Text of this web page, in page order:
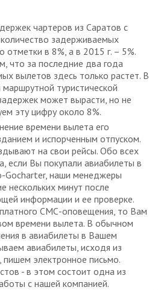
чартеров из Саратов с
задерживаемых
отметки в 8%, а в 2015 г. – 5%.
что за последние два года
вылетов здесь только растет. В
туристической
может вырасти, но не
эту цифру около 8%.
времени вылета его
и испорченным отпуском.
на свои рейсы. Обо всех
если Вы покупали авиабилеты в
Gocharter, наши менеджеры
нескольких минут после
информации и ее проверке.
платного СМС-оповещения, то Вам
времени вылета. В обычном
в авиабилеты в Вашем
авиабилеты, исходя из
электронное письмо.
- в этом состоит одна из
с нашей компанией.